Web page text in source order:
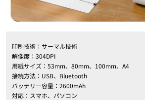
印刷技術：サーマル技術
解像度：304DPI
用紙サイズ：53mm、80mm、100mm、A4
接続方法：USB、Bluetooth
バッテリー容量：2600mAh
対応：スマホ、パソコン